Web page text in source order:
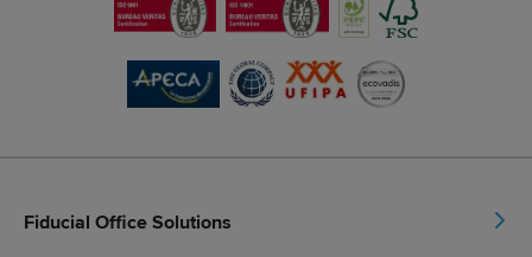
Fiducial Office Solutions